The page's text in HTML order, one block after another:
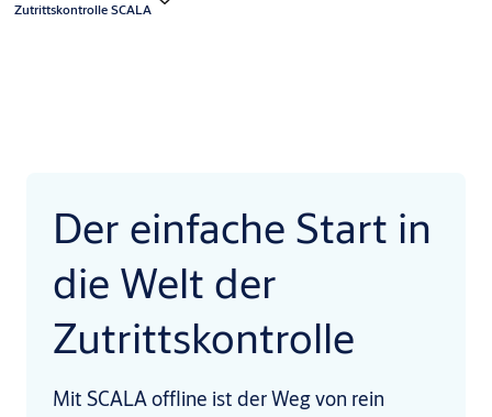
Zutrittskontrolle SCALA
Der einfache Start in
die Welt der
Zutrittskontrolle
Mit SCALA offline ist der Weg von rein